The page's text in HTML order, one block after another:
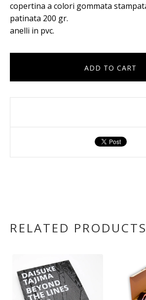
copertina a colori gommata
patinata 200 gr.
anelli in pvc.
ADD TO CART
RELATED PRODUCTS